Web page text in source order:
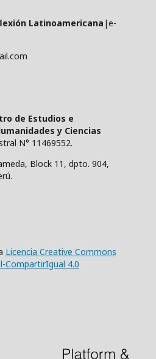
Latinoamericana |e-
de Estudios e
y Ciencias
N° 11469552.
Block 11, dpto. 904,
Perú.
Licencia Creative Commons
CompartirIgual 4.0